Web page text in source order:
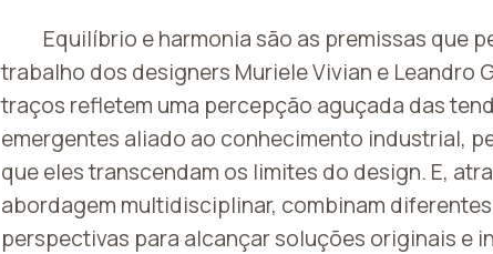
Equilíbrio e harmonia são as premissas que
trabalho dos designers Muriele Vivian e Leandro
traços refletem uma percepção aguçada das
emergentes aliado ao conhecimento industrial,
que eles transcendam os limites do design. E,
abordagem multidisciplinar, combinam diferentes
perspectivas para alcançar soluções originais e